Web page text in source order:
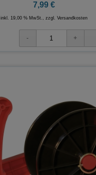
7,99 €
inkl. 19,00 % MwSt., zzgl. Versandkosten